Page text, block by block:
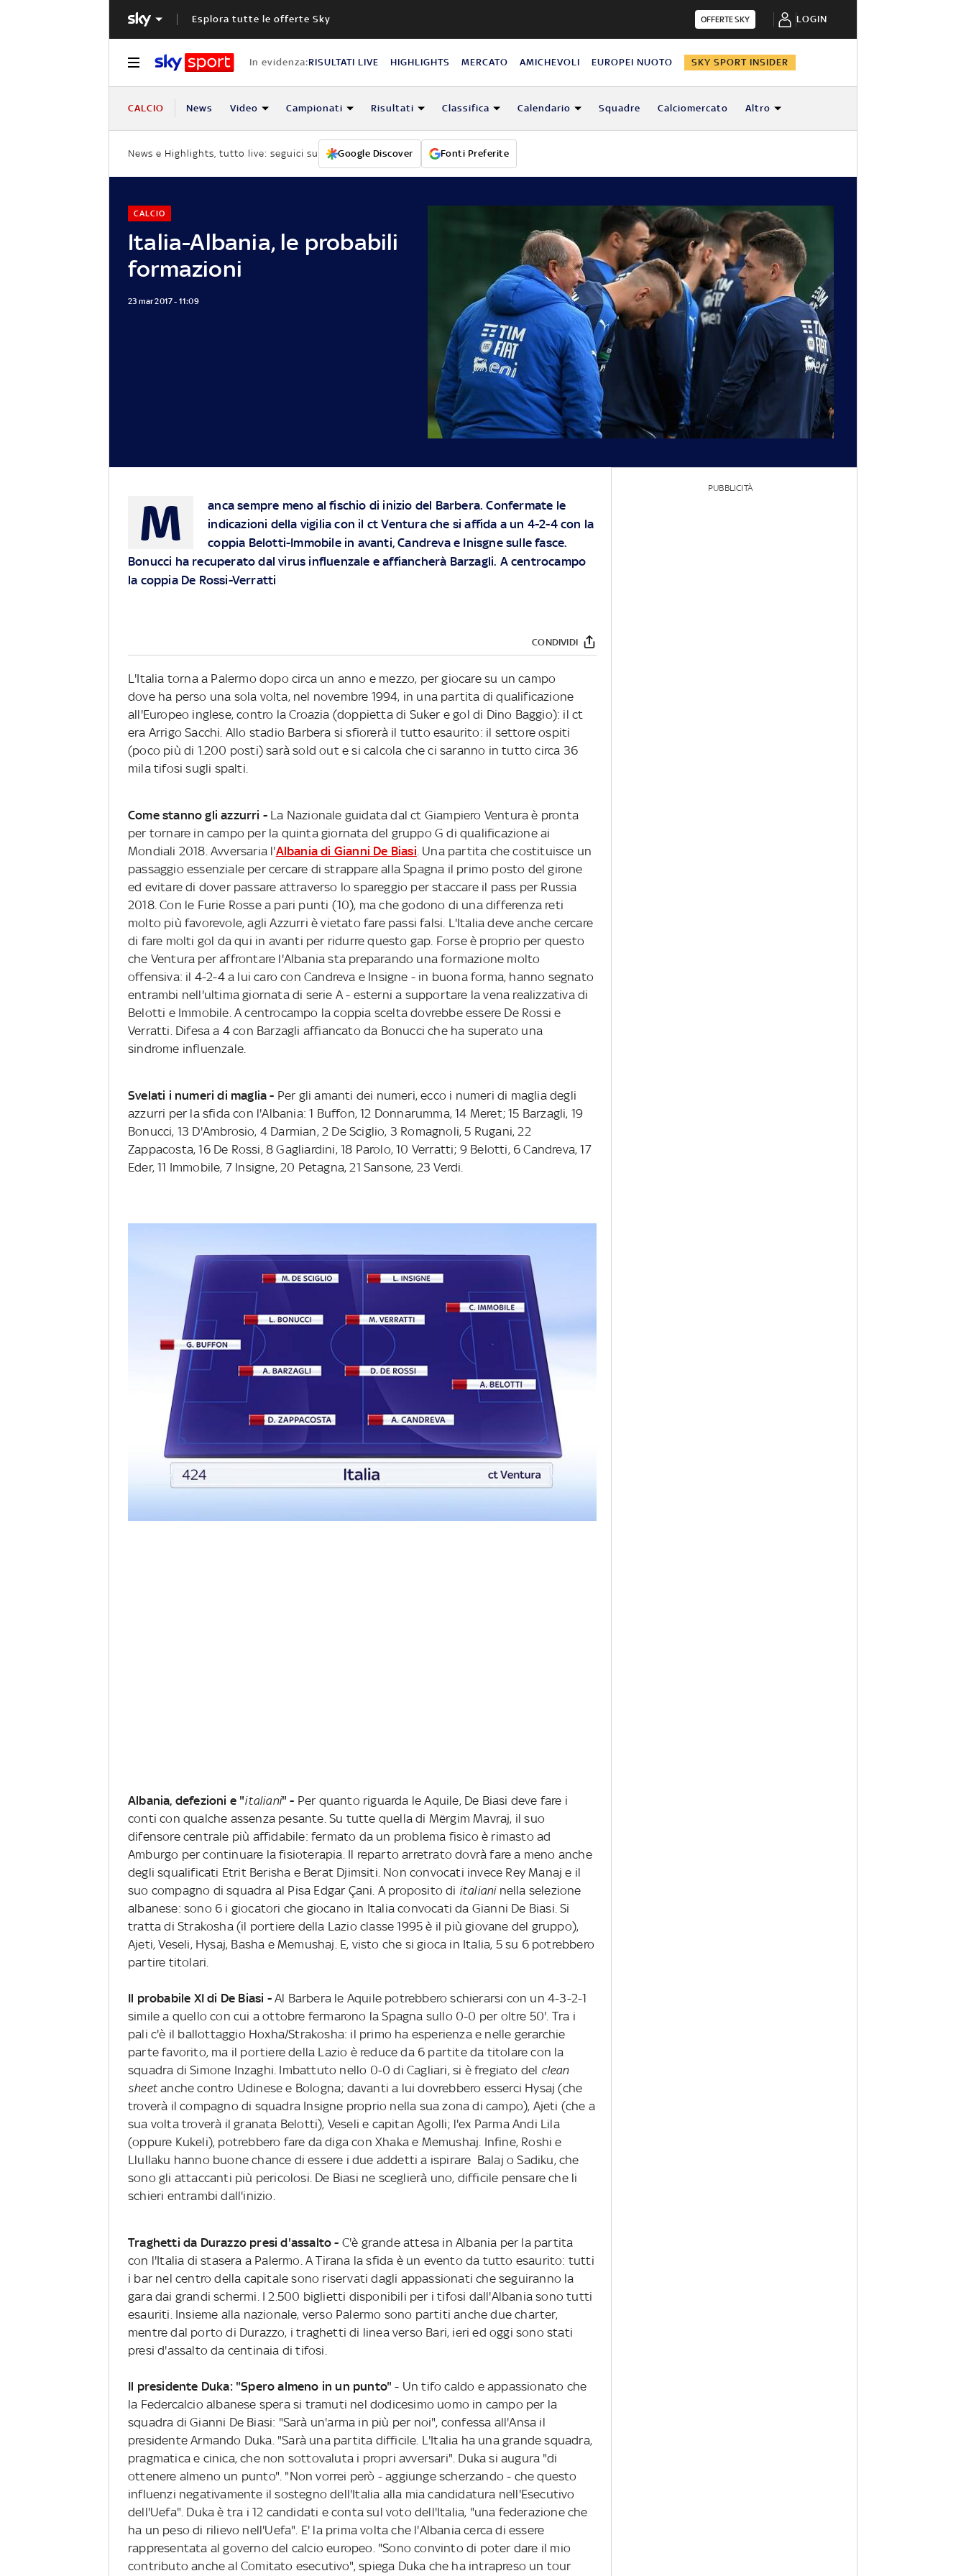
Esplora tutte le offerte Sky OFFERTE SKY LOGIN
In evidenza:RISULTATI LIVE HIGHLIGHTS MERCATO AMICHEVOLI EUROPEI NUOTO SKY SPORT INSIDER
CALCIO News Video Campionati Risultati Classifica Calendario Squadre Calciomercato Altro
News e Highlights, tutto live: seguici su Google Discover Fonti Preferite
Italia-Albania, le probabili
formazioni
CALCIO
23 mar 2017 - 11:09
M
anca sempre meno al fischio di inizio del Barbera. Confermate le
indicazioni della vigilia con il ct Ventura che si affida a un 4-2-4 con la
coppia Belotti-Immobile in avanti, Candreva e Inisgne sulle fasce.
Bonucci ha recuperato dal virus influenzale e affiancherà Barzagli. A centrocampo
la coppia De Rossi-Verratti
CONDIVIDI
L'Italia torna a Palermo dopo circa un anno e mezzo, per giocare su un campo
dove ha perso una sola volta, nel novembre 1994, in una partita di qualificazione
all'Europeo inglese, contro la Croazia (doppietta di Suker e gol di Dino Baggio): il ct
era Arrigo Sacchi. Allo stadio Barbera si sfiorerà il tutto esaurito: il settore ospiti
(poco più di 1.200 posti) sarà sold out e si calcola che ci saranno in tutto circa 36
mila tifosi sugli spalti.
Come stanno gli azzurri - La Nazionale guidata dal ct Giampiero Ventura è pronta
per tornare in campo per la quinta giornata del gruppo G di qualificazione ai
Mondiali 2018. Avversaria l'Albania di Gianni De Biasi. Una partita che costituisce un
passaggio essenziale per cercare di strappare alla Spagna il primo posto del girone
ed evitare di dover passare attraverso lo spareggio per staccare il pass per Russia
2018. Con le Furie Rosse a pari punti (10), ma che godono di una differenza reti
molto più favorevole, agli Azzurri è vietato fare passi falsi. L'Italia deve anche cercare
di fare molti gol da qui in avanti per ridurre questo gap. Forse è proprio per questo
che Ventura per affrontare l'Albania sta preparando una formazione molto
offensiva: il 4-2-4 a lui caro con Candreva e Insigne - in buona forma, hanno segnato
entrambi nell'ultima giornata di serie A - esterni a supportare la vena realizzativa di
Belotti e Immobile. A centrocampo la coppia scelta dovrebbe essere De Rossi e
Verratti. Difesa a 4 con Barzagli affiancato da Bonucci che ha superato una
sindrome influenzale.
Svelati i numeri di maglia - Per gli amanti dei numeri, ecco i numeri di maglia degli
azzurri per la sfida con l'Albania: 1 Buffon, 12 Donnarumma, 14 Meret; 15 Barzagli, 19
Bonucci, 13 D'Ambrosio, 4 Darmian, 2 De Sciglio, 3 Romagnoli, 5 Rugani, 22
Zappacosta, 16 De Rossi, 8 Gagliardini, 18 Parolo, 10 Verratti; 9 Belotti, 6 Candreva, 17
Eder, 11 Immobile, 7 Insigne, 20 Petagna, 21 Sansone, 23 Verdi.
Albania, defezioni e "italiani" - Per quanto riguarda le Aquile, De Biasi deve fare i
conti con qualche assenza pesante. Su tutte quella di Mërgim Mavraj, il suo
difensore centrale più affidabile: fermato da un problema fisico è rimasto ad
Amburgo per continuare la fisioterapia. Il reparto arretrato dovrà fare a meno anche
degli squalificati Etrit Berisha e Berat Djimsiti. Non convocati invece Rey Manaj e il
suo compagno di squadra al Pisa Edgar Çani. A proposito di italiani nella selezione
albanese: sono 6 i giocatori che giocano in Italia convocati da Gianni De Biasi. Si
tratta di Strakosha (il portiere della Lazio classe 1995 è il più giovane del gruppo),
Ajeti, Veseli, Hysaj, Basha e Memushaj. E, visto che si gioca in Italia, 5 su 6 potrebbero
partire titolari.
Il probabile XI di De Biasi -Al Barbera le Aquile potrebbero schierarsi con un 4-3-2-1
simile a quello con cui a ottobre fermarono la Spagna sullo 0-0 per oltre 50'. Tra i
pali c'è il ballottaggio Hoxha/Strakosha: il primo ha esperienza e nelle gerarchie
parte favorito, ma il portiere della Lazio è reduce da 6 partite da titolare con la
squadra di Simone Inzaghi. Imbattuto nello 0-0 di Cagliari, si è fregiato del clean
sheetanche contro Udinese e Bologna; davanti a lui dovrebbero esserci Hysaj (che
troverà il compagno di squadra Insigne proprio nella sua zona di campo), Ajeti (che a
sua volta troverà il granata Belotti), Veseli e capitan Agolli; l'ex Parma Andi Lila
(oppure Kukeli), potrebbero fare da diga con Xhaka e Memushaj. Infine, Roshi e
Llullaku hanno buone chance di essere i due addetti a ispirare Balaj o Sadiku, che
sono gli attaccanti più pericolosi. De Biasi ne sceglierà uno, difficile pensare che li
schieri entrambi dall'inizio.
Traghetti da Durazzo presi d'assalto - C'è grande attesa in Albania per la partita
con l'Italia di stasera a Palermo. A Tirana la sfida è un evento da tutto esaurito: tutti
i bar nel centro della capitale sono riservati dagli appassionati che seguiranno la
gara dai grandi schermi. I 2.500 biglietti disponibili per i tifosi dall'Albania sono tutti
esauriti. Insieme alla nazionale, verso Palermo sono partiti anche due charter,
mentre dal porto di Durazzo, i traghetti di linea verso Bari, ieri ed oggi sono stati
presi d'assalto da centinaia di tifosi.
Il presidente Duka: "Spero almeno in un punto"- Un tifo caldo e appassionato che
la Federcalcio albanese spera si tramuti nel dodicesimo uomo in campo per la
squadra di Gianni De Biasi: "Sarà un'arma in più per noi", confessa all'Ansa il
presidente Armando Duka. "Sarà una partita difficile. L'Italia ha una grande squadra,
pragmatica e cinica, che non sottovaluta i propri avversari". Duka si augura "di
ottenere almeno un punto". "Non vorrei però - aggiunge scherzando - che questo
influenzi negativamente il sostegno dell'Italia alla mia candidatura nell'Esecutivo
dell'Uefa". Duka è tra i 12 candidati e conta sul voto dell'Italia, "una federazione che
ha un peso di rilievo nell'Uefa". E' la prima volta che l'Albania cerca di essere
rappresentata al governo del calcio europeo. "Sono convinto di poter dare il mio
contributo anche al Comitato esecutivo", spiega Duka che ha intrapreso un tour
PUBBLICITÀ